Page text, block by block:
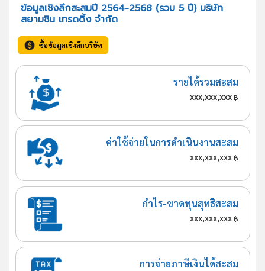
ข้อมูลเชิงลึกสะสมปี 2564-2568 (รวม 5 ปี) บริษัท
สยามชิน เทรดดิ้ง จำกัด
ซื้อข้อมูลเชิงลึกบริษัท
รายได้รวมสะสม
xxx,xxx,xxx฿
ค่าใช้จ่ายในการดำเนินงานสะสม
xxx,xxx,xxx฿
กำไร-ขาดทุนสุทธิสะสม
xxx,xxx,xxx฿
การจ่ายภาษีเงินได้สะสม